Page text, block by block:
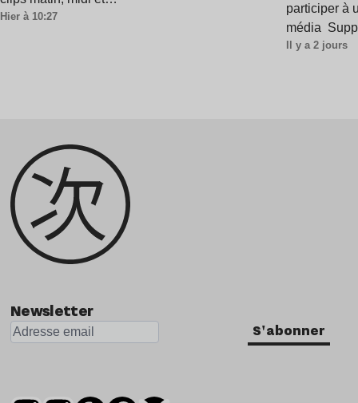
Hier à 10:27
participer à
média
Il y a 2 jours
Newsletter
S'abonner